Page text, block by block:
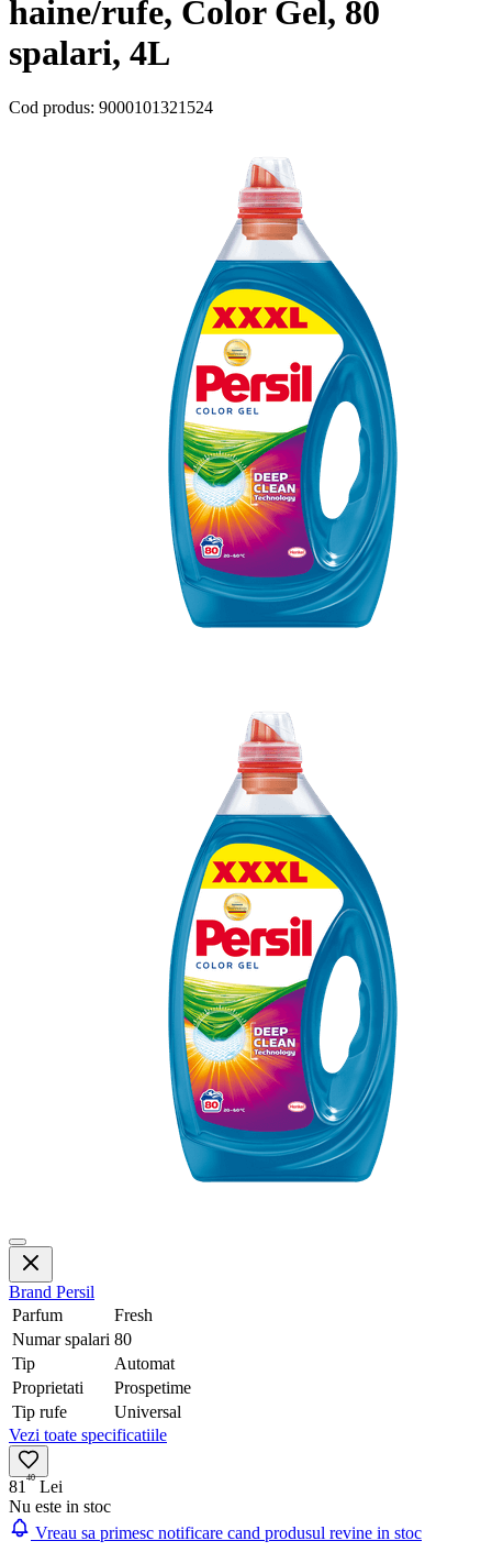
haine/rufe, Color Gel, 80
spalari, 4L
Cod produs: 9000101321524
Brand Persil
Parfum
Fresh
Numar spalari 80
Tip
Automat
Proprietati
Prospetime
Tip rufe
Universal
Vezi toate specificatiile
81 40 Lei
Nu este in stoc
Vreau sa primesc notificare cand produsul revine in stoc